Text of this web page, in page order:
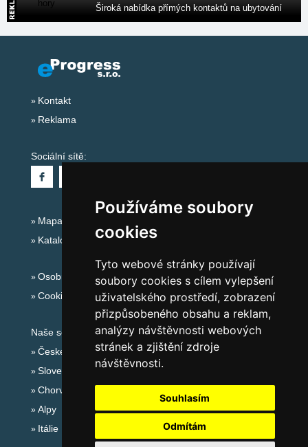
Používáme soubory
cookies
Tyto webové stránky používají
soubory cookies s cílem vylepšení
uživatelského prostředí, zobrazení
přizpůsobeného obsahu a reklam,
analýzy návštěvnosti webových
stránek a zjištění zdroje
návštěvnosti.
Souhlasím
Odmítám
Široká nabídka přímých kontaktů na ubytování
Kontakt
Reklama
Sociální sítě:
Mapa serveru Alpy - Německo
Katalog ubytování
Osobní údaje
Cookies
Naše servery:
České hory
Slovenské hory
Chorvatsko
Alpy
Itálie